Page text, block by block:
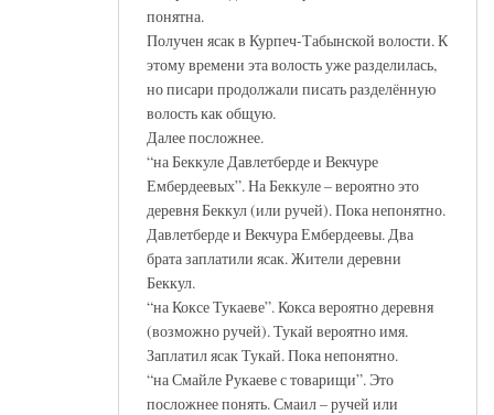
понятна.
Получен ясак в Курпеч-Табынской волости. К
этому времени эта волость уже разделилась,
но писари продолжали писать разделённую
волость как общую.
Далее посложнее.
“на Беккуле Давлетберде и Векчуре
Ембердеевых”. На Беккуле – вероятно это
деревня Беккул (или ручей). Пока непонятно.
Давлетберде и Векчура Ембердеевы. Два
брата заплатили ясак. Жители деревни
Беккул.
“на Коксе Тукаеве”. Кокса вероятно деревня
(возможно ручей). Тукай вероятно имя.
Заплатил ясак Тукай. Пока непонятно.
“на Смайле Рукаеве с товарищи”. Это
посложнее понять. Смаил – ручей или